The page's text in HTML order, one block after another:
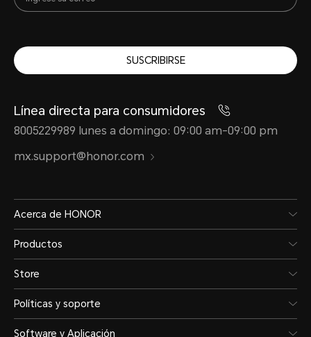
SUSCRIBIRSE
Línea directa para consumidores
8005229989 lunes a domingo: 09:00 am-09:00 pm
mx.support@honor.com
Acerca de HONOR
Productos
Store
Políticas y soporte
Software y Aplicación